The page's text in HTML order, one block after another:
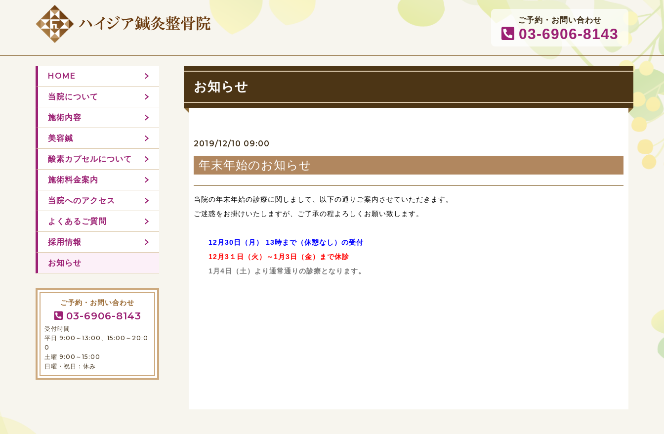
ご予約・お問い合わせ
03-6906-8143
ご予約・お問い合わせ
03-6906-8143
受付時間
平日 9:00～13:00、15:00～20:0
0
土曜 9:00～15:00
日曜・祝日：休み
HOME
当院について
施術内容
美容鍼
酸素カプセルについて
施術料金案内
当院へのアクセス
よくあるご質問
採用情報
お知らせ
お知らせ
2019/12/10 09:00
年末年始のお知らせ
当院の年末年始の診療に関しまして、以下の通りご案内させていただきます。
ご迷惑をお掛けいたしますが、ご了承の程よろしくお願い致します。
12月30日（月） 13時まで（休憩なし）の受付
12月3１日（火）～1月3日（金）まで休診
1月4日（土）より通常通りの診療となります。